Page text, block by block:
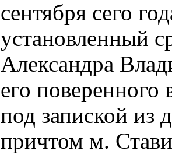
сентября сего
установленный
Александра
его поверенного
под запиской из
причтом м.